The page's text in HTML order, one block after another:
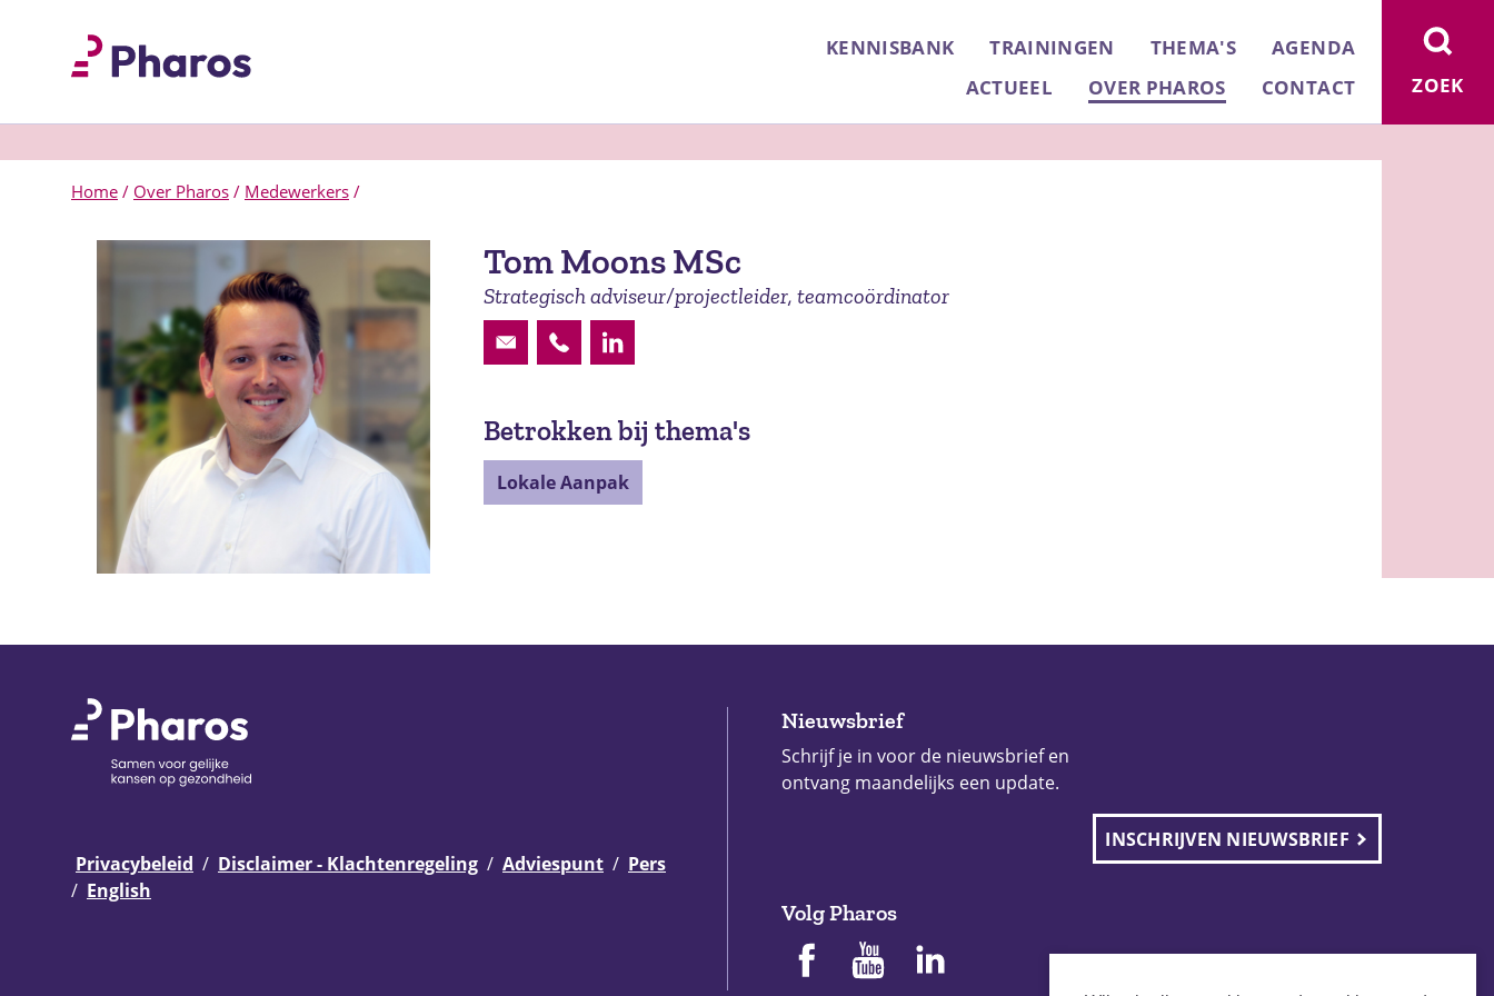
ZOEK
KENNISBANK TRAININGEN THEMA'S
AGENDA
ACTUEEL
OVER PHAROS CONTACT
Home / Over Pharos / Medewerkers /
Tom Moons MSc
Strategisch adviseur/projectleider, teamcoördinator
t.moons@pharos.nl
030 2349800https://www.linkedin.com/in/tom-moons-27478a22/
Betrokken bij thema's
Lokale Aanpak
Privacybeleid Disclaimer - Klachtenregeling Adviespunt
Pers
English
Nieuwsbrief
Schrijf je in voor de nieuwsbrief en
ontvang maandelijks een update.
INSCHRIJVEN NIEUWSBRIEF
Volg Pharos